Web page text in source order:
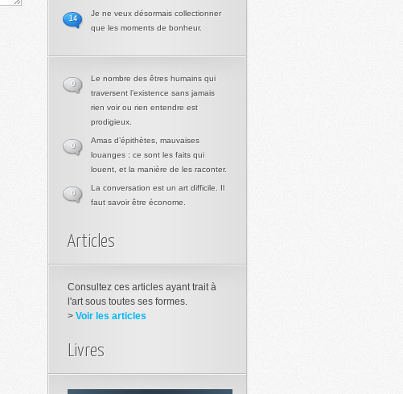
Je ne veux désormais collectionner
que les moments de bonheur.
14
Le nombre des êtres humains qui
traversent l’existence sans jamais
rien voir ou rien entendre est
prodigieux.
0
Amas d’épithètes, mauvaises
louanges : ce sont les faits qui
louent, et la manière de les raconter.
0
La conversation est un art difficile. Il
faut savoir être économe.
0
Articles
Consultez ces articles ayant trait à
l'art sous toutes ses formes.
> Voir les articles
Livres